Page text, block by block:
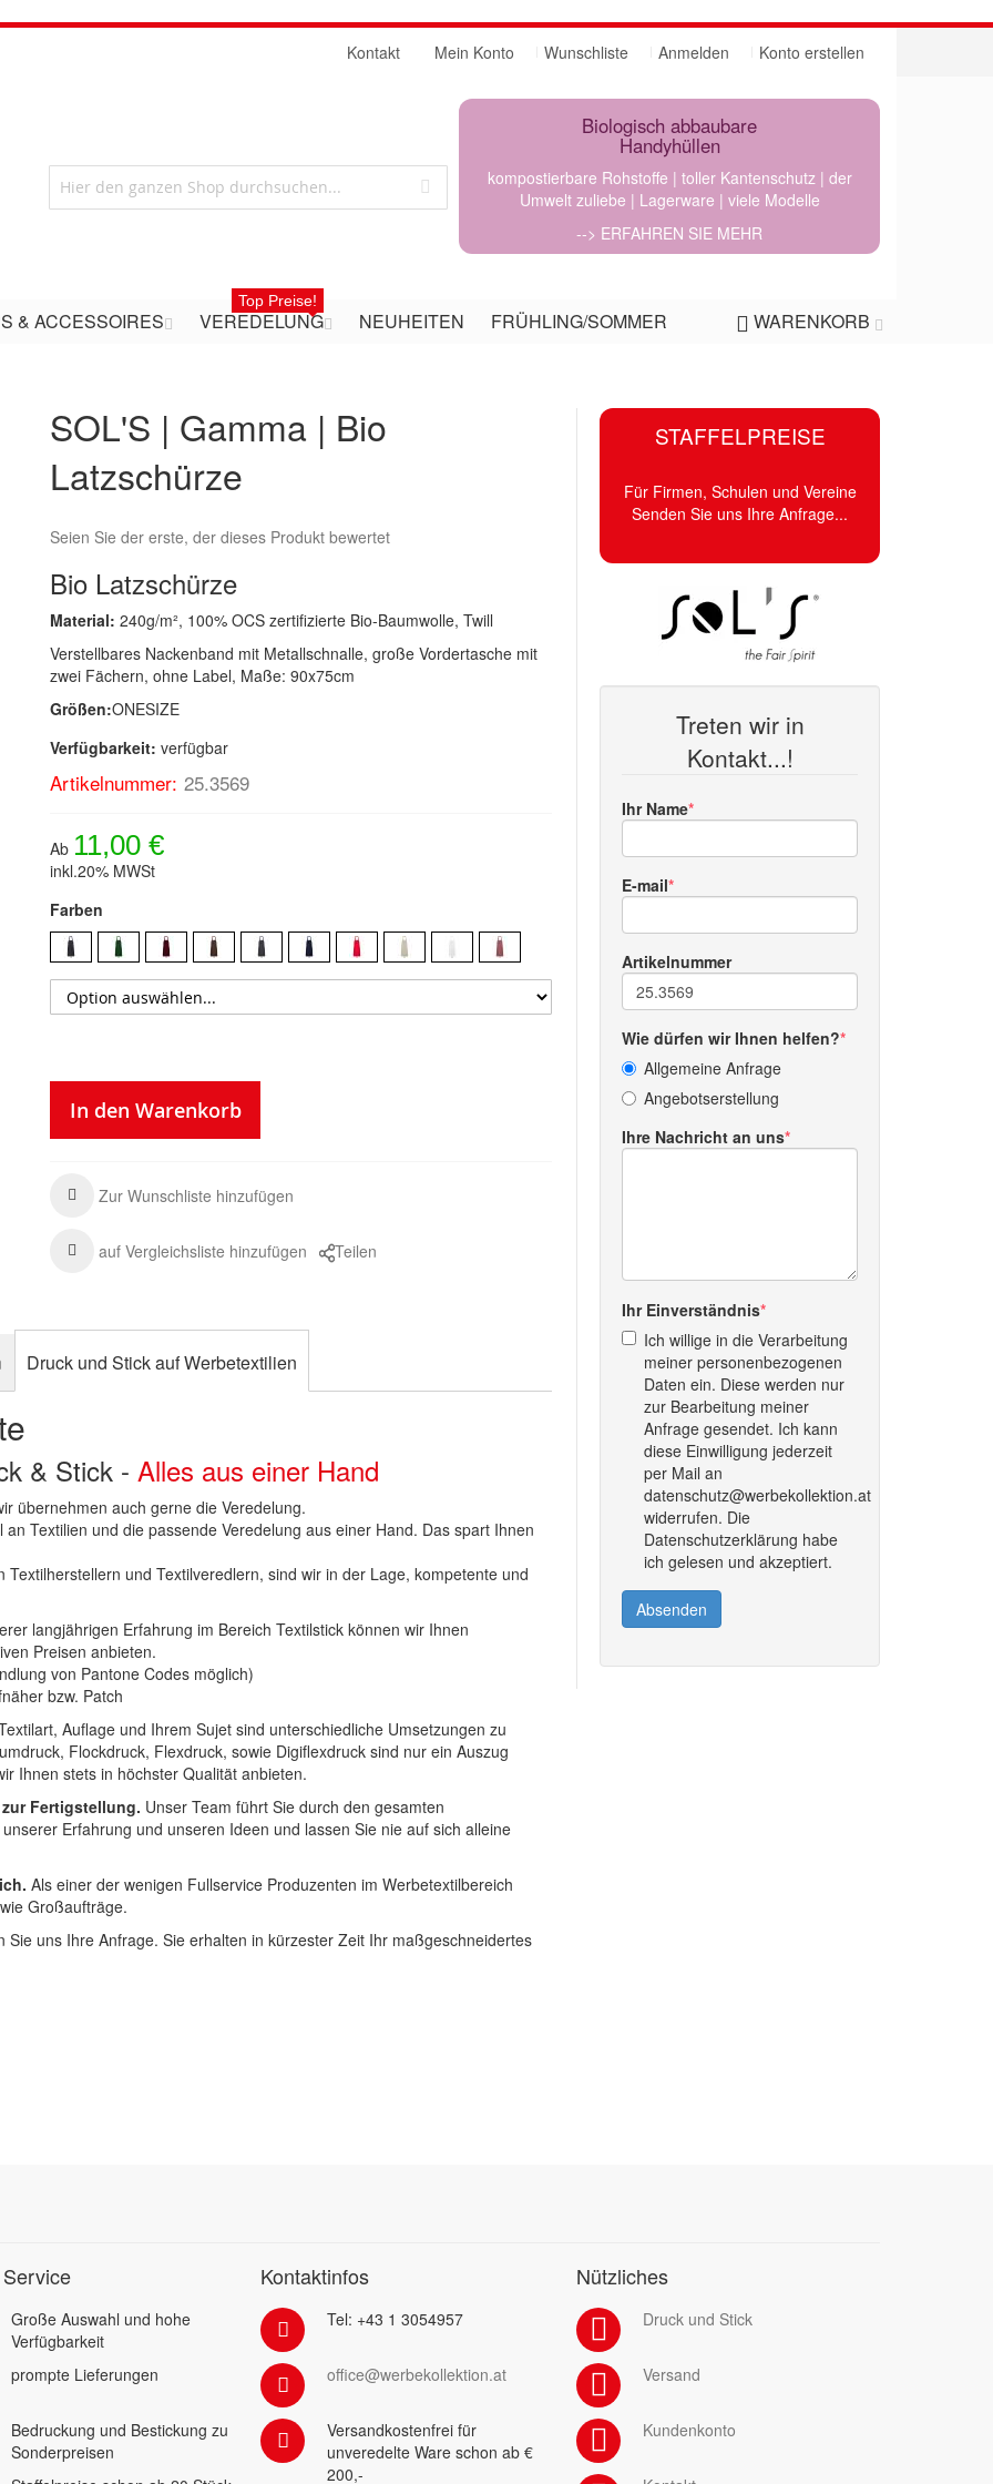
Mein Konto Wunschliste Anmelden Konto erstellen
Kontakt
Biologisch abbaubare
Handyhüllen
kompostierbare Rohstoffe | toller Kantenschutz | der
Umwelt zuliebe | Lagerware | viele Modelle
--> ERFAHREN SIE MEHR
WARENKORB
& ACCESSOIRES VEREDELUNG
Top Preise!
NEUHEITEN FRÜHLING/SOMMER
SOL'S | Gamma | Bio
Latzschürze
Seien Sie der erste, der dieses Produkt bewertet
Bio Latzschürze
Material:240g/m², 100% OCS zertifizierte Bio-Baumwolle, Twill
Verstellbares Nackenband mit Metallschnalle, große Vordertasche mit
zwei Fächern, ohne Label, Maße: 90x75cm
Größen:ONESIZE
Verfügbarkeit: verfügbar
Artikelnummer: 25.3569
Ab 11,00 €
inkl.20% MWSt
Farben
In den Warenkorb
Zur Wunschliste hinzufügen
auf Vergleichsliste hinzufügen Teilen
STAFFELPREISE
Für Firmen, Schulen und Vereine
Senden Sie uns Ihre Anfrage...
Treten wir in
Kontakt...!
Ihr Name
E-mail
Artikelnummer
Wie dürfen wir Ihnen helfen?
Allgemeine Anfrage
Angebotserstellung
Ihre Nachricht an uns
Ihr Einverständnis
Ich willige in die Verarbeitung
meiner personenbezogenen
Daten ein. Diese werden nur
zur Bearbeitung meiner
Anfrage gesendet. Ich kann
diese Einwilligung jederzeit
per Mail an
datenschutz@werbekollektion.at
widerrufen. Die
Datenschutzerklärung habe
ich gelesen und akzeptiert.
Absenden
Druck und Stick auf Werbetextilien
& Stick -Alles aus einer Hand
übernehmen auch gerne die Veredelung.
Textilien und die passende Veredelung aus einer Hand. Das spart Ihnen
und Textilveredlern, sind wir in der Lage, kompetente und
langjährigen Erfahrung im Bereich Textilstick können wir Ihnen
Preisen anbieten.
von Pantone Codes möglich)
bzw. Patch
Auflage und Ihrem Sujet sind unterschiedliche Umsetzungen zu
Flockdruck, Flexdruck, sowie Digiflexdruck sind nur ein Auszug
Ihnen stets in höchster Qualität anbieten.
Fertigstellung. Unser Team führt Sie durch den gesamten
Erfahrung und unseren Ideen und lassen Sie nie auf sich alleine
Als einer der wenigen Fullservice Produzenten im Werbetextilbereich
Großaufträge.
uns Ihre Anfrage. Sie erhalten in kürzester Zeit Ihr maßgeschneidertes
Große Auswahl und hohe
Verfügbarkeit
prompte Lieferungen
Bedruckung und Bestickung zu
Sonderpreisen
Kontaktinfos
Tel: +43 1 3054957
office@werbekollektion.at
Versandkostenfrei für
unveredelte Ware schon ab €
200,-
Nützliches
Druck und Stick
Versand
Kundenkonto